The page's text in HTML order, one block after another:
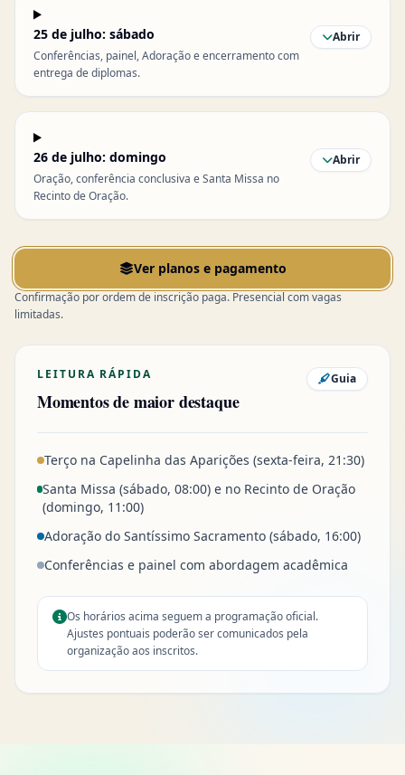
25 de julho: sábado
Conferências, painel, Adoração e encerramento com
entrega de diplomas.
Abrir
26 de julho: domingo
Oração, conferência conclusiva e Santa Missa no
Recinto de Oração.
Abrir
Ver planos e pagamento
Confirmação por ordem de inscrição paga. Presencial com vagas
limitadas.
LEITURA RÁPIDA
Momentos de maior destaque
Guia
Terço na Capelinha das Aparições (sexta-feira, 21:30)
Santa Missa (sábado, 08:00) e no Recinto de Oração
(domingo, 11:00)
Adoração do Santíssimo Sacramento (sábado, 16:00)
Conferências e painel com abordagem acadêmica
Os horários acima seguem a programação oficial.
Ajustes pontuais poderão ser comunicados pela
organização aos inscritos.